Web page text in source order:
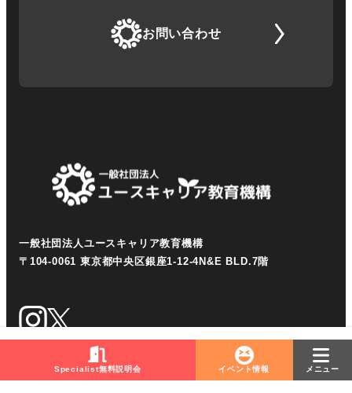
お問い合わせ
一般社団法人ユースキャリア教育機構
〒104-0061 東京都中央区銀座1-12-4N&E BLD.7階
Specialist無料説明会 イベント情報 メニュー